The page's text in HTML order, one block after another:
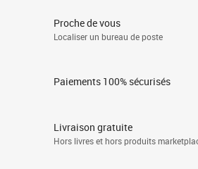
Proche de vous
Localiser un bureau de poste
Paiements 100% sécurisés
Livraison gratuite
Hors livres et hors produits